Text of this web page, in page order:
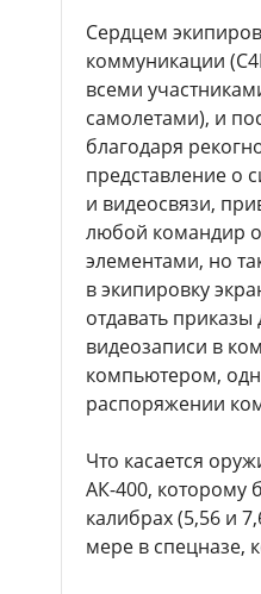
Сердцем
коммуникации
всеми
самолетами), и
благодаря
представление о
и видеосвязи,
любой командир
элементами, но
в экипировку
отдавать
видеозаписи в
компьютером,
распоряжении
Что касается
АК-400, которому
калибрах (5,56 и
мере в спецназе,